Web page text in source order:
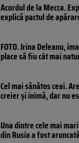
Acordul de la Mecca.
explică pactul de
FOTO. Irina Deleanu,
place să fiu cât mai
Cel mai sănătos ceai.
creier și inimă, dar nu
Una dintre cele mai
din Rusia a fost